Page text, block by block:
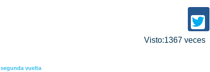
Visto:1367 veces
segunda vuelta